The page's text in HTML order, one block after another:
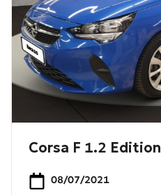
Corsa F 1.2 Edition
08/07/2021